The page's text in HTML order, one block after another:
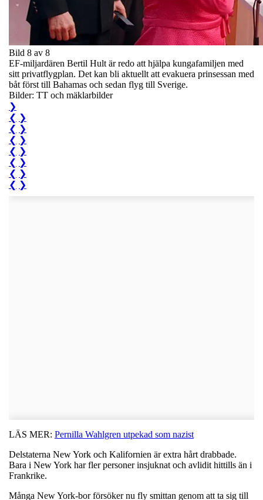
Bild 8 av 8
EF-miljardären Bertil Hult är redo att hjälpa kungafamiljen med
sitt privatflygplan. Det kan bli aktuellt att evakuera prinsessan med
båt först till Bahamas och sedan flyg till Sverige.
Bilder: TT och mäklarbilder
❯
❮ ❯
❮ ❯
❮ ❯
❮ ❯
❮ ❯
❮ ❯
❮ ❯
LÄS MER: Pernilla Wahlgren utpekad som nazist
Delstaterna New York och Kalifornien är extra hårt drabbade.
Bara i New York har fler personer insjuknat och avlidit hittills än i
Frankrike.
Många New York-bor försöker nu fly smittan genom att ta sig till